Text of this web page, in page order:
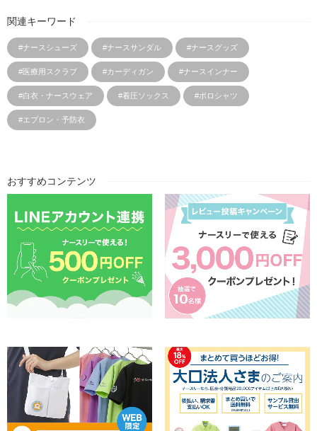
関連キーワード
#ナースシューズ #ナースサンダル #ナースグッズ
#医療用スクラブ #カーディガン #ナースインナー
#白衣・ナースウェア #着圧ソックス #ポロシャツ
#エプロン・予防衣
おすすめコンテンツ